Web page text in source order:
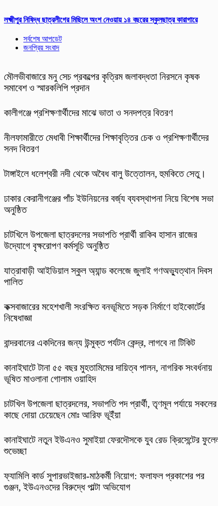
লক্ষ্মীপুর নিষিদ্ধ ছাত্রলীগের মিছিলে অংশ নেওয়ায় ১৪ বছরের স্কুলছাত্র কারাগারে
সর্বশেষ আপডেট
জনপ্রিয় সংবাদ
মৌলভীবাজারে মনু সেচ প্রকল্পের কৃত্রিম জলাবদ্ধতা নিরসনে কৃষক
সমাবেশ ও স্মারকলিপি প্রদান
কালীগঞ্জে প্রশিক্ষণার্থীদের মাঝে ভাতা ও সনদপত্র বিতরণ
নীলফামারীতে মেধাবী শিক্ষার্থীদের শিক্ষাবৃত্তির চেক ও প্রশিক্ষণার্থীদের
সনদ বিতরণ
টাঙ্গাইলে ধলেশ্বরী নদী থেকে অবৈধ বালু উত্তোলন, হুমকিতে সেতু।
ঢাকার কেরানীগঞ্জের পাঁচ ইউনিয়নের বর্জ্য ব্যবস্থাপনা নিয়ে বিশেষ সভা
অনুষ্ঠিত
চাটখিলে উপজেলা ছাত্রদলের সভাপতি প্রার্থী রাকিব হাসান রাজের
উদ্যোগে বৃক্ষরোপণ কর্মসূচি অনুষ্ঠিত
যাত্রাবাড়ী আইডিয়াল স্কুল অ্যান্ড কলেজে জুলাই গণঅভ্যুত্থান দিবস
পালিত
কক্সবাজারের মহেশখালী সংরক্ষিত বনভূমিতে সড়ক নির্মাণে হাইকোর্টের
নিষেধাজ্ঞা
বান্দরবানের একদিনের জন্য উন্মুক্ত পর্যটন কেন্দ্র, লাগবে না টিকিট
কানাইঘাটে টানা ৫৫ বছর মুহতামিমের দায়িত্ব পালন, নাগরিক সংবর্ধনায়
ভূষিত মাওলানা গোলাম ওয়াহিদ
চাটখিল উপজেলা ছাত্রদলের, সভাপতি পদ প্রার্থী, তৃণমূল পর্যায়ে সকলের
কাছে দোয়া চেয়েছেন মোঃ আরিফ ভূইঁয়া
কানাইঘাটে নতুন ইউএনও সুমাইয়া ফেরদৌসকে যুব রেড ক্রিসেন্টের
শুভেচ্ছা
ফ্যামিলি কার্ড সুপারভাইজার-মাঠকর্মী নিয়োগ: ফলাফল প্রকাশের পর
গুঞ্জন, ইউএনওদের বিরুদ্ধে পাল্টা অভিযোগ